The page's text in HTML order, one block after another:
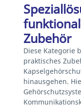
Zubehör
Diese Kategorie
praktisches
hinausgehen.